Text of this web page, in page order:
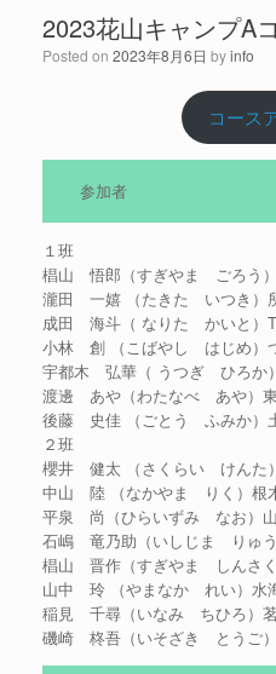
2023花山キャンプA
Posted on 2023年8月6日 byinfo
コース
参加者
１班
椙山 悟郎（すぎやま ごろう
瀧田 一嬉 （たきた いつき）
成田 海斗（ なりた かいと）
小林 創 （こばやし はじめ）
宇都木 弘華（ うつぎ ひろか
渡邊 あや（わたなべ あや）東
後藤 史佳 （ごとう ふみか）
２班
櫻井 健太 （さくらい けんた
中山 陸 （なかやま りく）根
平泉 尚（ひらいずみ なお）
石嶋 竜乃助（いしじま りゅ
椙山 晋作（すぎやま しんさ
山中 玲 （やまなか れい）水
稲見 千尋（いなみ ちひろ）茗
磯崎 柊吾（いそざき とうご